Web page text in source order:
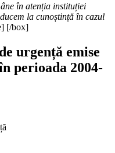
în atenția instituției
la cunoștință în cazul
[/box]
urgență emise
perioada 2004-